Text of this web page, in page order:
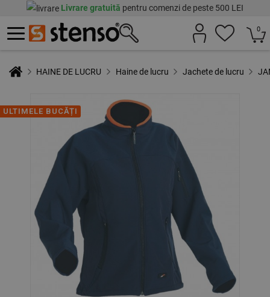
Livrare gratuită pentru comenzi de peste 500 LEI
0
HAINE DE LUCRU Haine de lucru Jachete de lucru
ULTIMELE BUCĂȚI